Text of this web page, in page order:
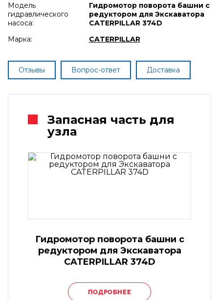
Модель
гидравлического
насоса:
Гидромотор поворота башни с
редуктором для Экскаватора
CATERPILLAR 374D
Марка:
CATERPILLAR
Отзывы Вопрос-ответ Доставка
Запасная часть для
узла
Гидромотор поворота башни с
редуктором для Экскаватора
CATERPILLAR 374D
ПОДРОБНЕЕ